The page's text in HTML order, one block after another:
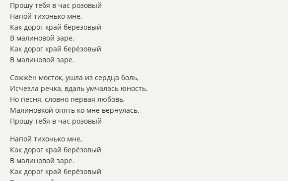
Прошу тебя в час розовый
Напой тихонько мне,
Как дорог край берёзовый
В малиновой заре.
Как дорог край берёзовый
В малиновой заре.
Сожжён мосток, ушла из сердца боль,
Исчезла речка, вдаль умчалась юность.
Но песня, словно первая любовь,
Малиновкой опять ко мне вернулась.
Прошу тебя в час розовый
Напой тихонько мне,
Как дорог край берёзовый
В малиновой заре.
Как дорог край берёзовый